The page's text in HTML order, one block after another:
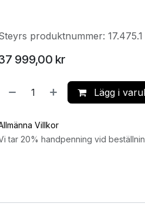
produktnummer: 17.475.1
999,00 kr
Lägg i
Villkor
tar 20% handpenning vid